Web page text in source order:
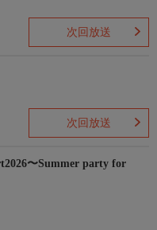
次回放送
次回放送
〜Summer party for